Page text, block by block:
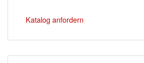
Katalog anfordern